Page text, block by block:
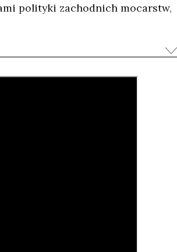
polityki zachodnich mocarstw,
pozostawiając po swoich